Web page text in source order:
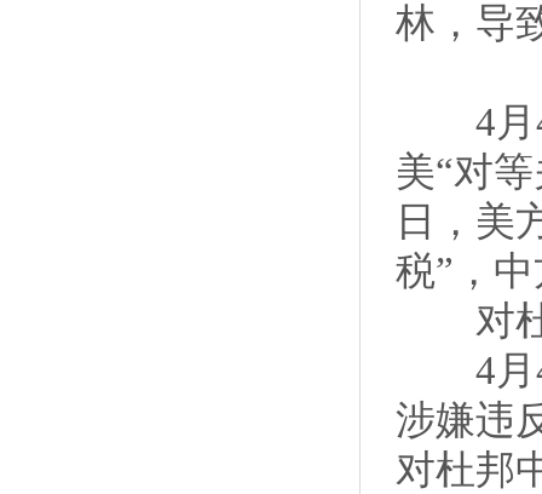
林，导
4月4
美“对
日，美
税”，
对杜
4月4
涉嫌违
对杜邦